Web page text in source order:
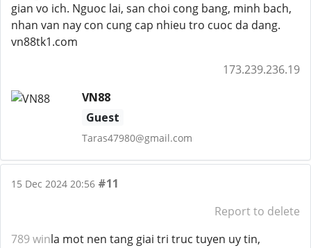
gian vo ich. Nguoc lai, san choi cong bang, minh bach,
nhan van nay con cung cap nhieu tro cuoc da dang.
vn88tk1.com
173.239.236.19
VN88
Guest
Taras47980@gmail.com
15 Dec 2024 20:56 #11
Report to delete
789 winla mot nen tang giai tri truc tuyen uy tin,